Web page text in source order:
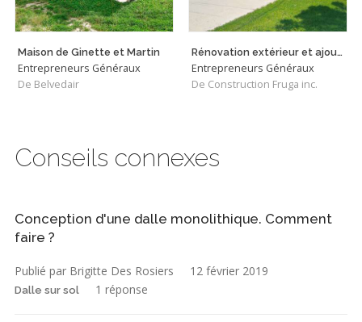
Maison de Ginette et Martin
Entrepreneurs Généraux
De Belvedair
Rénovation extérieur et ajout d'un garage attenant
Entrepreneurs Généraux
De Construction Fruga inc.
Conseils connexes
Conception d'une dalle monolithique. Comment
faire ?
Publié par Brigitte Des Rosiers 12 février 2019
Dalle sur sol 1 réponse